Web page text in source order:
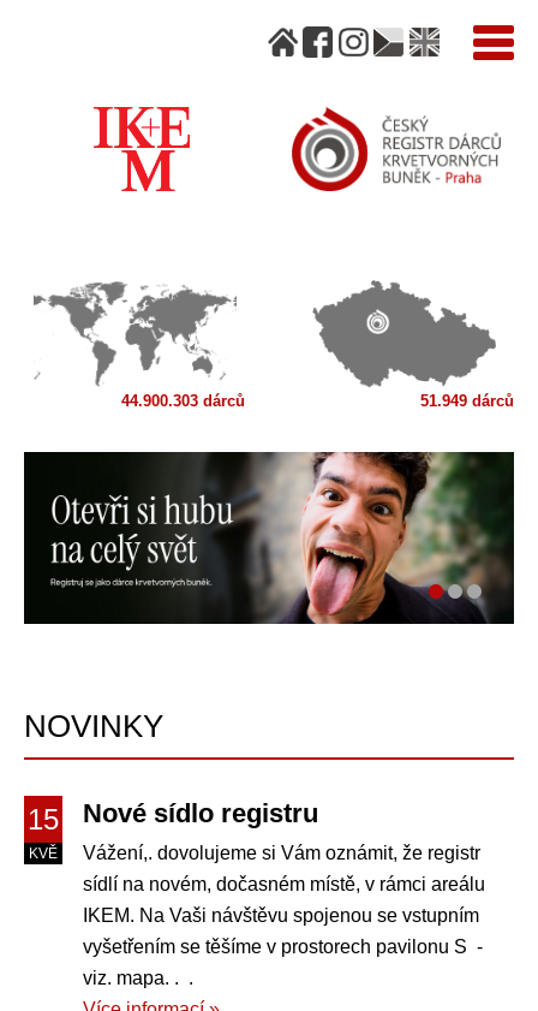
44.900.303 dárců 51.949 dárců
NOVINKY
15
KVĚ
Nové sídlo registru
Vážení,. dovolujeme si Vám oznámit, že registr
sídlí na novém, dočasném místě, v rámci areálu
IKEM. Na Vaši návštěvu spojenou se vstupním
vyšetřením se těšíme v prostorech pavilonu S -
viz. mapa. . .